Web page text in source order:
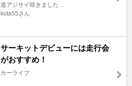
道アジサイ咲きました ...
kuta55さん
サーキットデビューには走行会
がおすすめ！
カーライフ